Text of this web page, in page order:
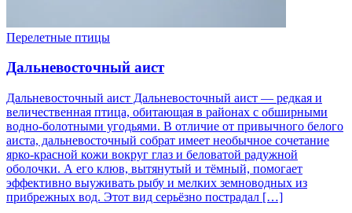
Перелетные птицы
Дальневосточный аист
Дальневосточный аист Дальневосточный аист — редкая и
величественная птица, обитающая в районах с обширными
водно-болотными угодьями. В отличие от привычного белого
аиста, дальневосточный собрат имеет необычное сочетание
ярко-красной кожи вокруг глаз и беловатой радужной
оболочки. А его клюв, вытянутый и тёмный, помогает
эффективно выуживать рыбу и мелких земноводных из
прибрежных вод. Этот вид серьёзно пострадал […]